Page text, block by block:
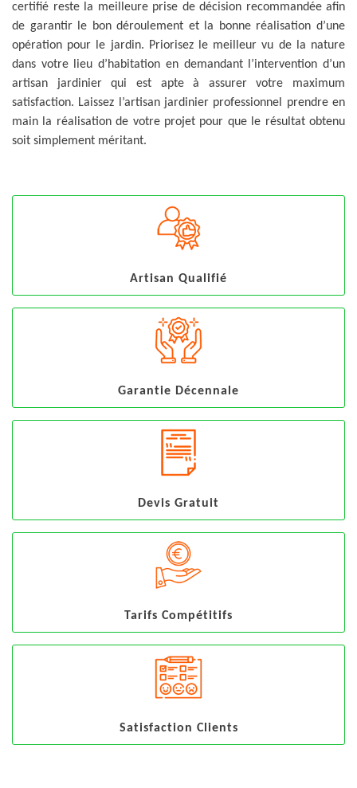
certifié reste la meilleure prise de décision recommandée afin
de garantir le bon déroulement et la bonne réalisation d’une
opération pour le jardin. Priorisez le meilleur vu de la nature
dans votre lieu d’habitation en demandant l’intervention d’un
artisan jardinier qui est apte à assurer votre maximum
satisfaction. Laissez l’artisan jardinier professionnel prendre en
main la réalisation de votre projet pour que le résultat obtenu
soit simplement méritant.
Artisan Qualifié
Garantie Décennale
Devis Gratuit
Tarifs Compétitifs
Satisfaction Clients